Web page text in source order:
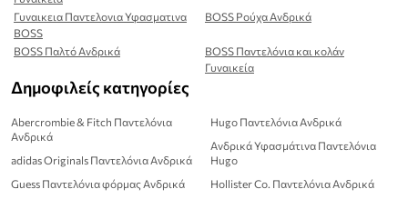
Γυναικεια Παντελονια Υφασματινα
BOSS
BOSS Ρούχα Ανδρικά
BOSS Παλτό Ανδρικά
BOSS Παντελόνια και κολάν
Γυναικεία
Δημοφιλείς κατηγορίες
Abercrombie & Fitch Παντελόνια
Ανδρικά
adidas Originals Παντελόνια Ανδρικά
Guess Παντελόνια φόρμας Ανδρικά
Hugo Παντελόνια Ανδρικά
Ανδρικά Υφασμάτινα Παντελόνια
Hugo
Hollister Co. Παντελόνια Ανδρικά